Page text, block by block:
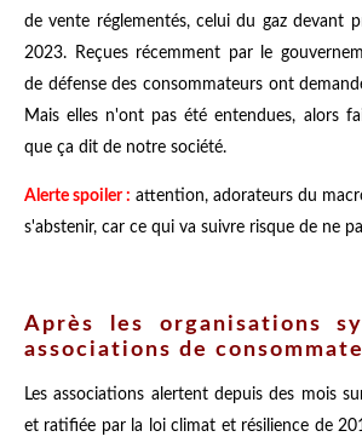
de vente réglementés, celui du gaz devant
2023. Reçues récemment par le
de défense des consommateurs ont
Mais elles n'ont pas été entendues, alors
que ça dit de notre société.
Alerte spoiler : attention, adorateurs du
s'abstenir, car ce qui va suivre risque de ne
Après les organisations
associations de
Les associations alertent depuis des mois
et ratifiée par la loi climat et résilience de